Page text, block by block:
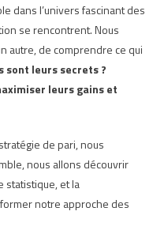
du
Pari
:
6
Notions
dans l’univers fascinant des
se rencontrent. Nous
autre, de comprendre ce qui
sont leurs secrets ?
leurs gains et
de pari, nous
nous allons découvrir
statistique, et la
notre approche des